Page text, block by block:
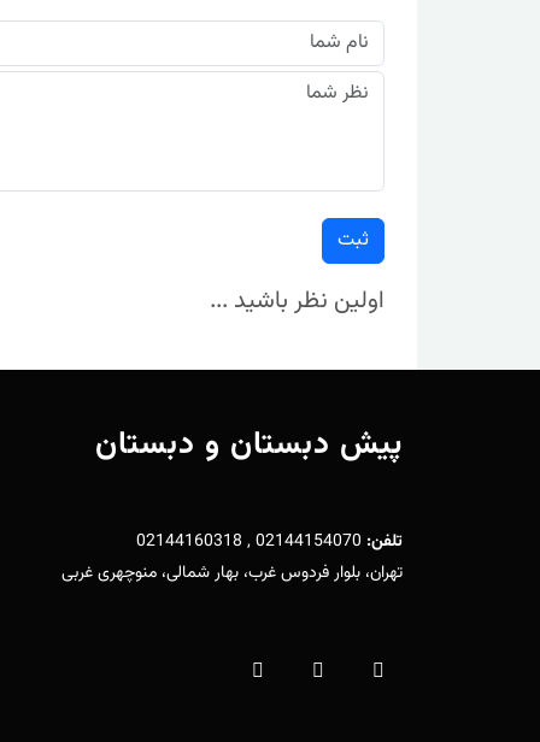
ثبت
اولین نظر باشید ...
پیش دبستان و دبستان
تلفن: 02144154070 , 02144160318
تهران، بلوار فردوس غرب، بهار شمالی، منوچهری غربی